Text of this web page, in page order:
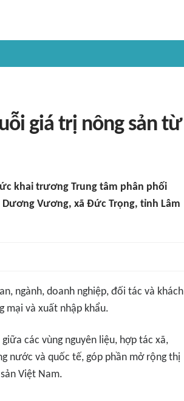
giá trị nông sản từ
khai trương Trung tâm phân phối
Vương, xã Đức Trọng, tỉnh Lâm
ngành, doanh nghiệp, đối tác và khách
mại và xuất nhập khẩu.
các vùng nguyên liệu, hợp tác xã,
nước và quốc tế, góp phần mở rộng thị
Việt Nam.